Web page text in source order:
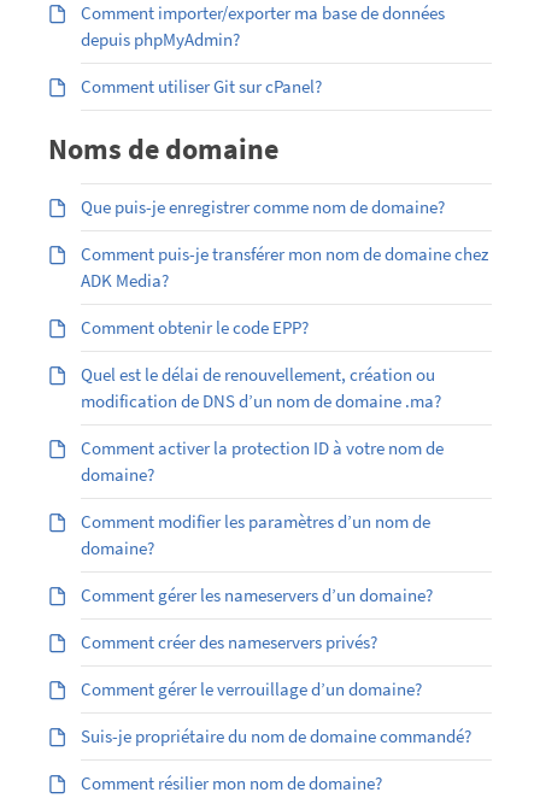
Comment importer/exporter ma base de données
depuis phpMyAdmin?
Comment utiliser Git sur cPanel?
Noms de domaine
Que puis-je enregistrer comme nom de domaine?
Comment puis-je transférer mon nom de domaine chez
ADK Media?
Comment obtenir le code EPP?
Quel est le délai de renouvellement, création ou
modification de DNS d’un nom de domaine .ma?
Comment activer la protection ID à votre nom de
domaine?
Comment modifier les paramètres d’un nom de
domaine?
Comment gérer les nameservers d’un domaine?
Comment créer des nameservers privés?
Comment gérer le verrouillage d’un domaine?
Suis-je propriétaire du nom de domaine commandé?
Comment résilier mon nom de domaine?